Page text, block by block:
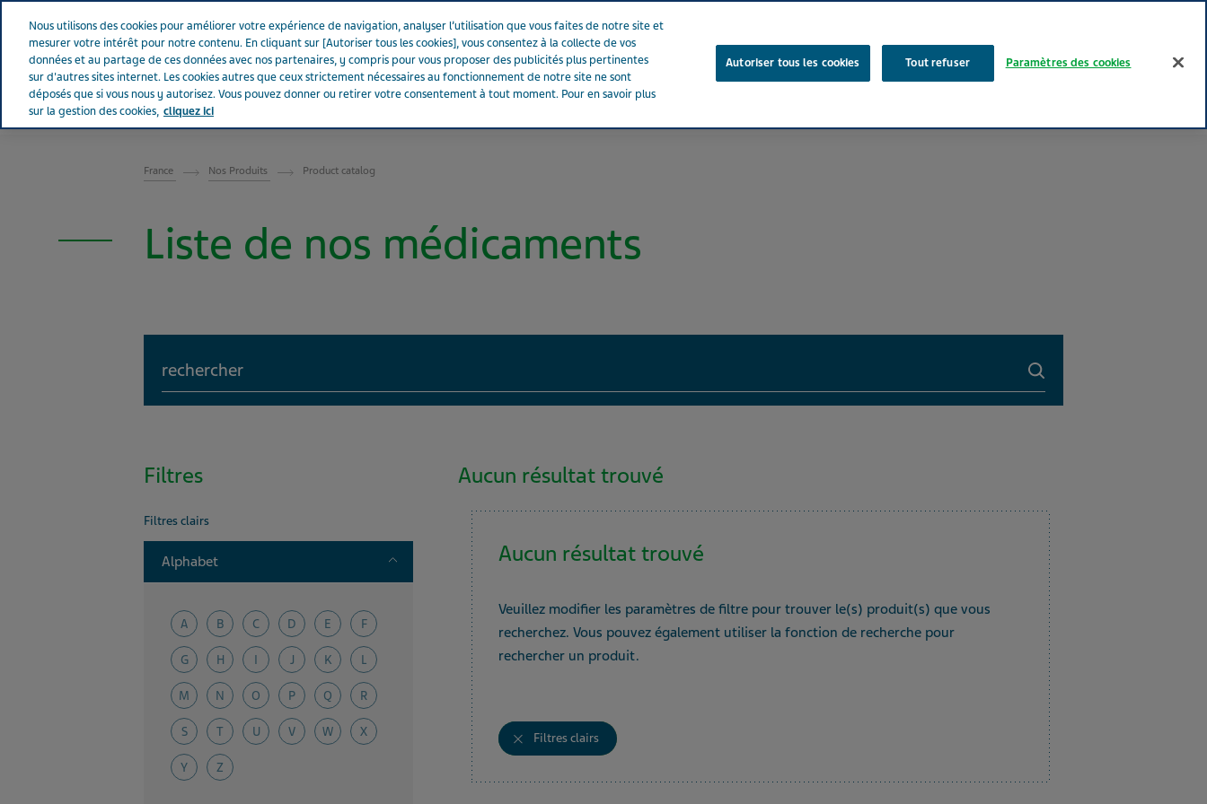
Aller sur Tevapharm
FRANCE
France Nos Produits Product catalog
Liste de nos médicaments
Search
Filtres
Filtres clairs
Alphabet Toggle
A B C D E F
G H I J K L
M N O P Q R
S T U V W X
Y Z
Aucun résultat trouvé
Aucun résultat trouvé
Veuillez modifier les paramètres de filtre pour trouver le(s) produit(s) que vous
recherchez. Vous pouvez également utiliser la fonction de recherche pour
rechercher un produit.
Filtres clairs
Nous utilisons des cookies pour améliorer votre expérience de navigation, analyser l’utilisation que vous faites de notre site et
mesurer votre intérêt pour notre contenu. En cliquant sur [Autoriser tous les cookies], vous consentez à la collecte de vos
données et au partage de ces données avec nos partenaires, y compris pour vous proposer des publicités plus pertinentes
sur d'autres sites internet. Les cookies autres que ceux strictement nécessaires au fonctionnement de notre site ne sont
déposés que si vous nous y autorisez. Vous pouvez donner ou retirer votre consentement à tout moment. Pour en savoir plus
sur la gestion des cookies, cliquez ici
Autoriser tous les cookies Tout refuser Paramètres des cookies